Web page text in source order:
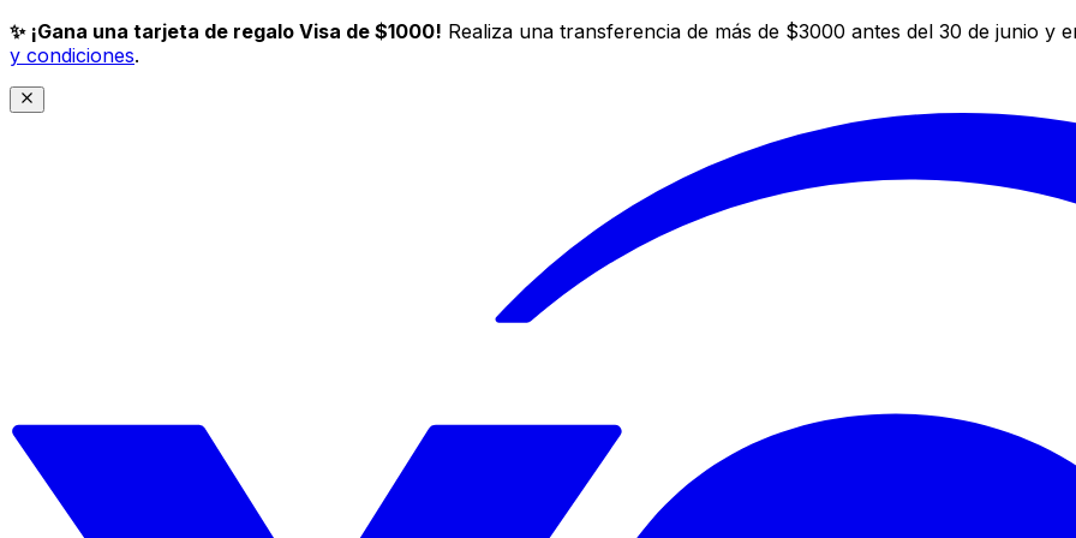
✨ ¡Gana una tarjeta de regalo Visa de $1000! Realiza una transferencia de más de $3000 antes del 30 de junio y
y condiciones.